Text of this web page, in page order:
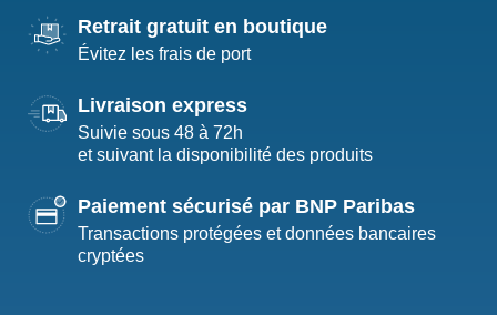
Retrait gratuit en boutique
Évitez les frais de port
Livraison express
Suivie sous 48 à 72h
et suivant la disponibilité des produits
Paiement sécurisé par BNP Paribas
Transactions protégées et données bancaires
cryptées